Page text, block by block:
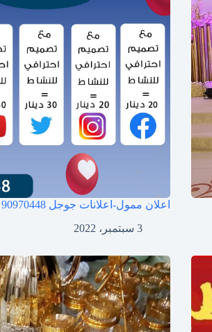
اعلان ممول-اعلانات جوجل90970448
3 سبتمبر، 2022